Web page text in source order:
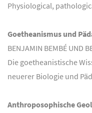
Physiological,
Goetheanismus und
BENJAMIN BEMBÉ UND
Die goetheanistische
neuerer Biologie und
Anthroposophische